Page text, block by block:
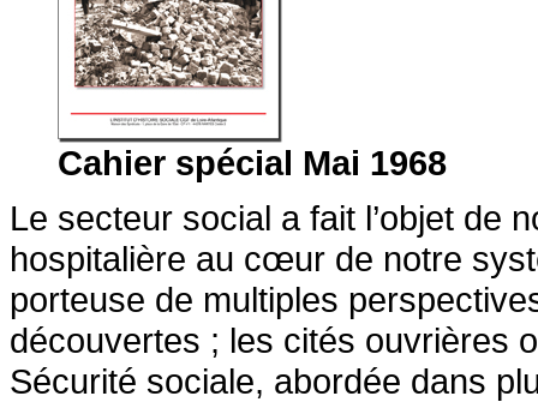
Cahier spécial Mai 1968
Le secteur social a fait l’objet de
hospitalière au cœur de notre
porteuse de multiples
découvertes ; les cités ouvrières
Sécurité sociale, abordée dans